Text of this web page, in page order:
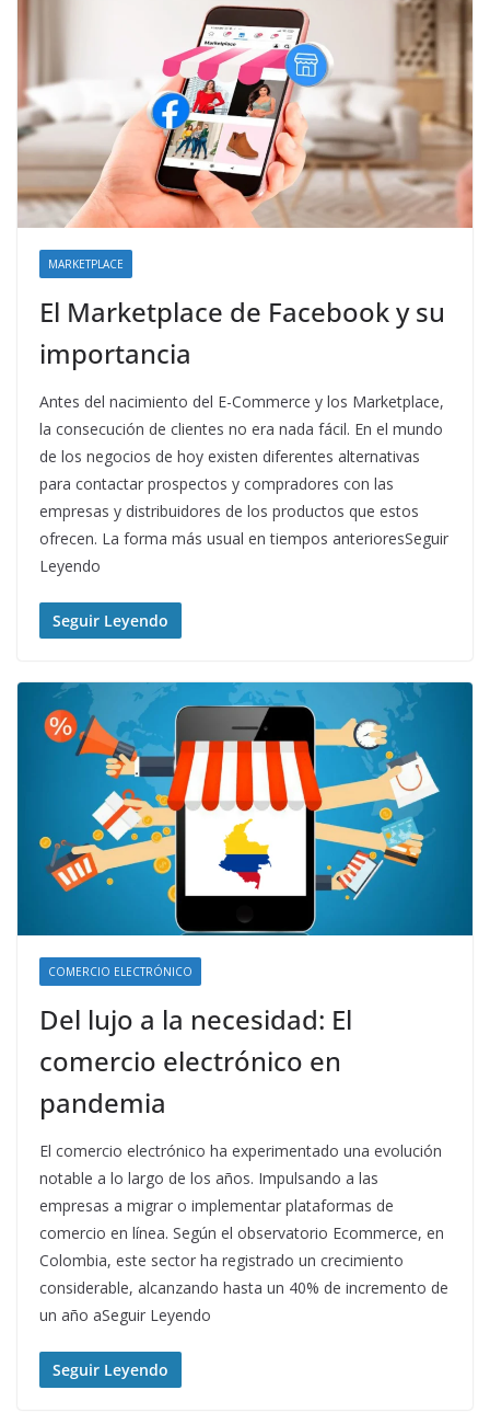
MARKETPLACE
El Marketplace de Facebook y su
importancia
Antes del nacimiento del E-Commerce y los Marketplace,
la consecución de clientes no era nada fácil. En el mundo
de los negocios de hoy existen diferentes alternativas
para contactar prospectos y compradores con las
empresas y distribuidores de los productos que estos
ofrecen. La forma más usual en tiempos anterioresSeguir
Leyendo
Seguir Leyendo
COMERCIO ELECTRÓNICO
Del lujo a la necesidad: El
comercio electrónico en
pandemia
El comercio electrónico ha experimentado una evolución
notable a lo largo de los años. Impulsando a las
empresas a migrar o implementar plataformas de
comercio en línea. Según el observatorio Ecommerce, en
Colombia, este sector ha registrado un crecimiento
considerable, alcanzando hasta un 40% de incremento de
un año aSeguir Leyendo
Seguir Leyendo